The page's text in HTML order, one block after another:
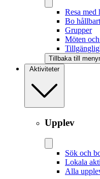
Resa med
Bo hållbart
Grupper
Möten
Tillbaka till
Aktiviteter
Upplev
Sök och
Lokala
Alla